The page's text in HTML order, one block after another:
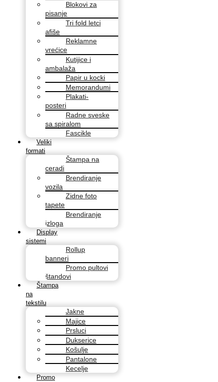
Blokovi za
pisanje
Tri fold letci
afiše
Reklamne
vrećice
Kutijice i
ambalaža
Papir u kocki
Memorandumi
Plakati-
posteri
Radne sveske
sa spiralom
Fascikle
Veliki
formati
Štampa na
ceradi
Brendiranje
vozila
Zidne foto
tapete
Brendiranje
izloga
Display
sistemi
Rollup
banneri
Promo pultovi
štandovi
Štampa
na
tekstilu
Jakne
Majice
Prsluci
Dukserice
Košulje
Pantalone
Kecelje
Promo